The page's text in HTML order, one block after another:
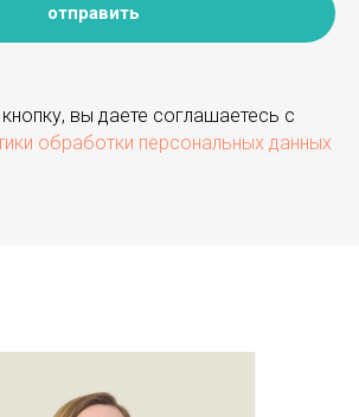
отправить
вы даете соглашаетесь с
обработки персональных данных